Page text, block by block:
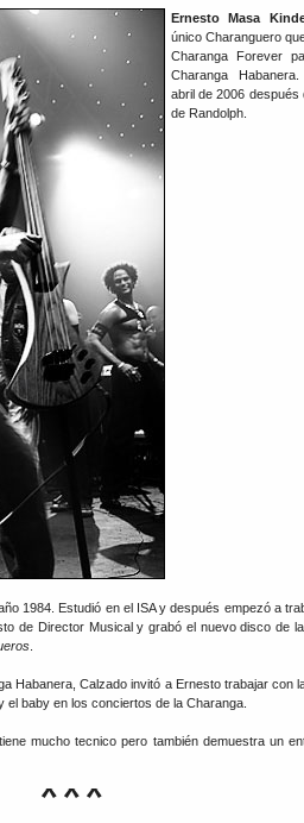
Ernesto Masa
único Charanguero
Charanga Forever
Charanga Habanera.
abril de 2006 después
de Randolph.
1984. Estudió en el ISA y después empezó a
de Director Musical y grabó el nuevo disco de
.
Habanera, Calzado invitó a Ernesto trabajar con
baby en los conciertos de la Charanga.
mucho tecnico pero también demuestra un
***